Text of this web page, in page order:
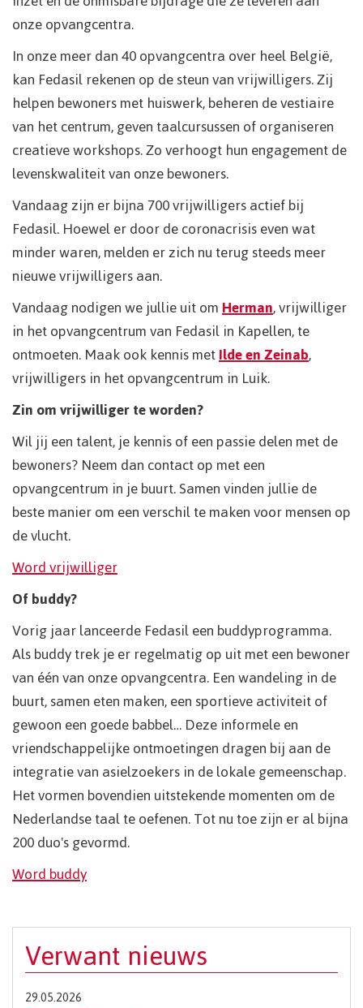
onze opvangcentra.
In onze meer dan 40 opvangcentra over heel België,
kan Fedasil rekenen op de steun van vrijwilligers. Zij
helpen bewoners met huiswerk, beheren de vestiaire
van het centrum, geven taalcursussen of organiseren
creatieve workshops. Zo verhoogt hun engagement de
levenskwaliteit van onze bewoners.
Vandaag zijn er bijna 700 vrijwilligers actief bij
Fedasil. Hoewel er door de coronacrisis even wat
minder waren, melden er zich nu terug steeds meer
nieuwe vrijwilligers aan.
Vandaag nodigen we jullie uit omHerman, vrijwilliger
in het opvangcentrum van Fedasil in Kapellen, te
ontmoeten. Maak ook kennis metIlde en Zeinab,
vrijwilligers in het opvangcentrum in Luik.
Zin om vrijwilliger te worden?
Wil jij een talent, je kennis of een passie delen met de
bewoners? Neem dan contact op met een
opvangcentrum in je buurt. Samen vinden jullie de
beste manier om een verschil te maken voor mensen op
de vlucht.
Word vrijwilliger
Of buddy?
Vorig jaar lanceerde Fedasil een buddyprogramma.
Als buddy trek je er regelmatig op uit met een bewoner
van één van onze opvangcentra. Een wandeling in de
buurt, samen eten maken, een sportieve activiteit of
gewoon een goede babbel… Deze informele en
vriendschappelijke ontmoetingen dragen bij aan de
integratie van asielzoekers in de lokale gemeenschap.
Het vormen bovendien uitstekende momenten om de
Nederlandse taal te oefenen. Tot nu toe zijn er al bijna
200 duo's gevormd.
Word buddy
Verwant nieuws
29.05.2026